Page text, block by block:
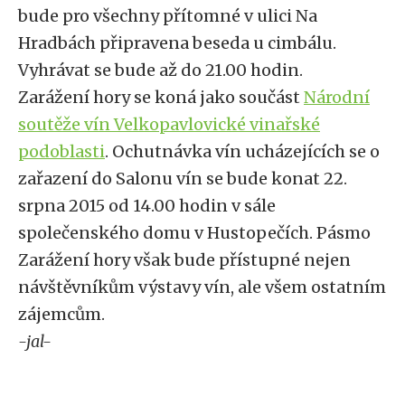
bude pro všechny přítomné v ulici Na
Hradbách připravena beseda u cimbálu.
Vyhrávat se bude až do 21.00 hodin.
Zarážení hory se koná jako součást Národní
soutěže vín Velkopavlovické vinařské
podoblasti. Ochutnávka vín ucházejících se o
zařazení do Salonu vín se bude konat 22.
srpna 2015 od 14.00 hodin v sále
společenského domu v Hustopečích. Pásmo
Zarážení hory však bude přístupné nejen
návštěvníkům výstavy vín, ale všem ostatním
zájemcům.
-jal-